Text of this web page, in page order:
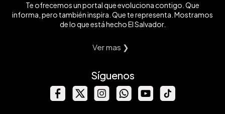
Te ofrecemos un portal que evoluciona contigo. Que
informa, pero también inspira. Que te representa. Mostramos
de lo que está hecho El Salvador.
Ver mas ❯
Síguenos